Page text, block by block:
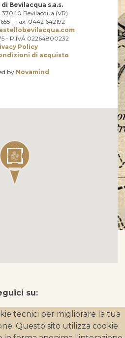
tecnici per migliorare la tua
Questo sito utilizza cookie
Bevilacqua s.a.s.
37040 Bevilacqua (VR)
- Fax: 0442 642192
- P.IVA 02264800232
Policy
di acquisto
by Novamind
su: